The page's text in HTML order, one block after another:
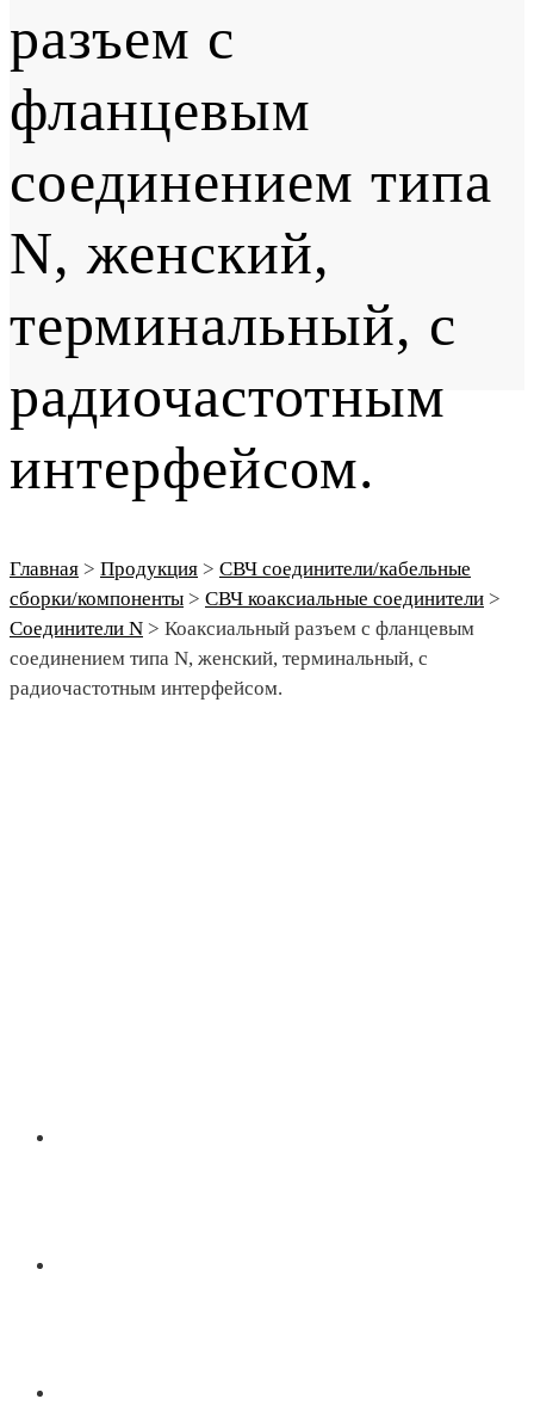
разъем с
фланцевым
соединением типа
N, женский,
терминальный, с
радиочастотным
интерфейсом.
Главная > Продукция > СВЧ соединители/кабельные
сборки/компоненты > СВЧ коаксиальные соединители >
Соединители N > Коаксиальный разъем с фланцевым
соединением типа N, женский, терминальный, с
радиочастотным интерфейсом.